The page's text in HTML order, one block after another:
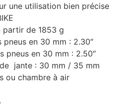
une utilisation bien précise
partir de 1853 g
pneus en 30 mm : 2.30″
pneus en 30 mm : 2.50″
jante : 30 mm / 35 mm
ou chambre à air